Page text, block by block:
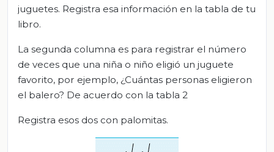
juguetes. Registra esa información en la tabla de tu
libro.
La segunda columna es para registrar el número
de veces que una niña o niño eligió un juguete
favorito, por ejemplo, ¿Cuántas personas eligieron
el balero? De acuerdo con la tabla 2
Registra esos dos con palomitas.